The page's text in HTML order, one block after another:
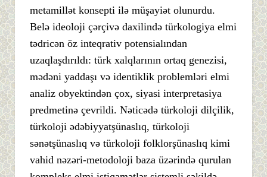
metamillət konsepti ilə müşayiət olunurdu.
Belə ideoloji çərçivə daxilində türkologiya elmi
tədricən öz inteqrativ potensialından
uzaqlaşdırıldı: türk xalqlarının ortaq genezisi,
mədəni yaddaşı və identiklik problemləri elmi
analiz obyektindən çox, siyasi interpretasiya
predmetinə çevrildi. Nəticədə türkoloji dilçilik,
türkoloji ədəbiyyatşünaslıq, türkoloji
sənətşünaslıq və türkoloji folklorşünaslıq kimi
vahid nəzəri-metodoloji baza üzərində qurulan